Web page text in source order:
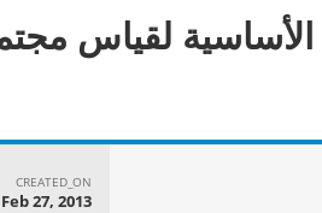
الأساسية لقياس
CREATED_ON
Feb 27, 2013